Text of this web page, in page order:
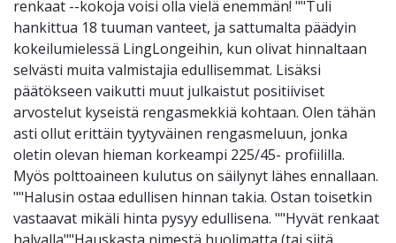
renkaat --kokoja voisi olla vielä enemmän! ""Tuli
hankittua 18 tuuman vanteet, ja sattumalta päädyin
kokeilumielessä LingLongeihin, kun olivat hinnaltaan
selvästi muita valmistajia edullisemmat. Lisäksi
päätökseen vaikutti muut julkaistut positiiviset
arvostelut kyseistä rengasmekkiä kohtaan. Olen tähän
asti ollut erittäin tyytyväinen rengasmeluun, jonka
oletin olevan hieman korkeampi 225/45- profiililla.
Myös polttoaineen kulutus on säilynyt lähes ennallaan.
""Halusin ostaa edullisen hinnan takia. Ostan toisetkin
vastaavat mikäli hinta pysyy edullisena. ""Hyvät renkaat